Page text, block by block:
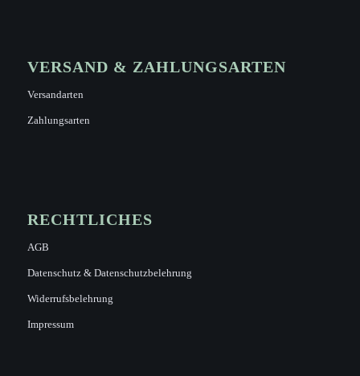
VERSAND & ZAHLUNGSARTEN
Versandarten
Zahlungsarten
RECHTLICHES
AGB
Datenschutz & Datenschutzbelehrung
Widerrufsbelehrung
Impressum